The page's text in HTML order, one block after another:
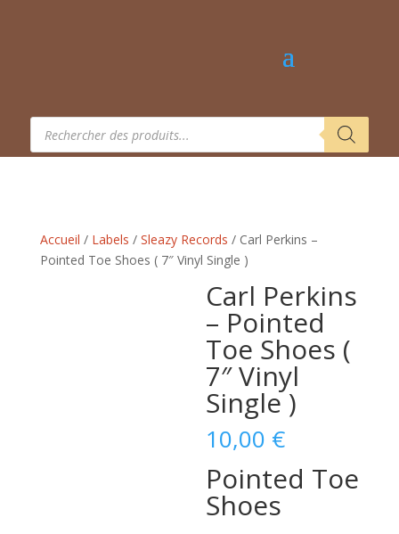
Recherche
produits
Accueil / Labels / Sleazy Records / Carl Perkins –
Pointed Toe Shoes ( 7″ Vinyl Single )
Carl Perkins
– Pointed
Toe Shoes (
7″ Vinyl
Single )
10,00 €
Pointed Toe
Shoes